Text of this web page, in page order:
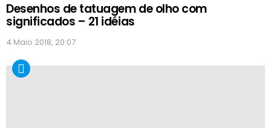
Desenhos de tatuagem de olho com
significados – 21 idéias
4 Maio 2018, 20:07